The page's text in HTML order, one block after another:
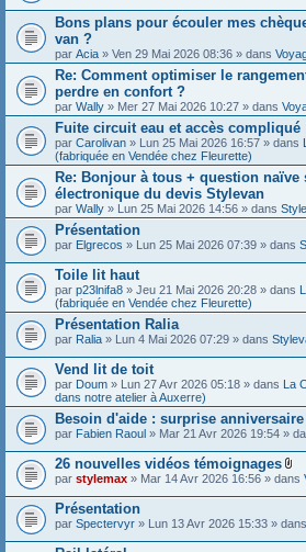
Bons plans pour écouler mes
van ?
par Acia » Ven 29 Mai 2026 08:36 » dans
Re: Comment optimiser le
perdre en confort ?
par Wally » Mer 27 Mai 2026 10:27 » dans
Fuite circuit eau et accès compliqué
par Carolivan » Lun 25 Mai 2026 16:57 » dans
(fabriquée en Vendée chez Fleurette)
Re: Bonjour à tous + question naïve
électronique du devis Stylevan
par Wally » Lun 25 Mai 2026 14:56 » dans
Présentation
par Elgrecos » Lun 25 Mai 2026 07:39 » dans
Toile lit haut
par p23lnifa8 » Jeu 21 Mai 2026 20:28 » dans
(fabriquée en Vendée chez Fleurette)
Présentation Ralia
par Ralia » Lun 4 Mai 2026 07:29 » dans
Vend lit de toit
par Doum » Lun 27 Avr 2026 05:18 » dans La
dans notre atelier à Auxerre)
Besoin d'aide : surprise
par Fabien Raoul » Mar 21 Avr 2026 19:54 »
26 nouvelles vidéos témoignages
F
c
i
e
par stylemax » Mar 14 Avr 2026 16:56 » dans
Présentation
par Spectervyr » Lun 13 Avr 2026 15:33 » dans